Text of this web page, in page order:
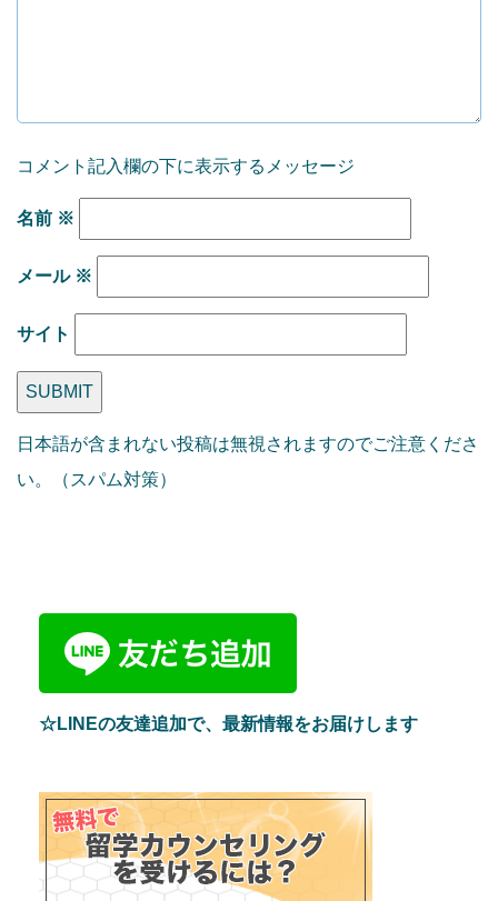
コメント記入欄の下に表示するメッセージ
名前 ※
メール ※
サイト
日本語が含まれない投稿は無視されますのでご注意くださ
い。（スパム対策）
☆LINEの友達追加で、最新情報をお届けします